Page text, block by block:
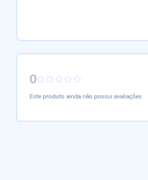
0
Este produto ainda não possui avaliações